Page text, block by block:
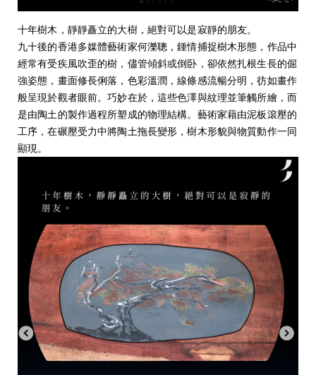
十年樹木，靜靜矗立的大樹，絕對可以是寂靜的朋友。
九十後的香港多媒體藝術家何濼聰，鍾情捕捉樹木形態，作品中
經常有受疾風吹歪的樹，儘管傾斜或倒卧，卻依然扎根生長的倔
強姿態，畫面修長俐落，色彩溫潤，線條感流暢分明，彷如畫作
般呈現於觀者眼前。巧妙在於，這些色澤與紋理並筆觸所繪，而
是由陶土的製作過程所塑成的物理結構。藝術家藉由泥板滾壓的
工序，在碾壓受力中將陶土拖長變形，樹木形貌與物質動作一同
顯現。